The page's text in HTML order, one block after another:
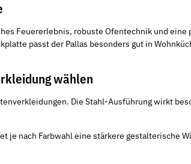
Feuererlebnis, robuste Ofentechnik und
passt der Pallas besonders gut in
wählen
Die Stahl-Ausführung wirkt
nach Farbwahl eine stärkere gestalterische